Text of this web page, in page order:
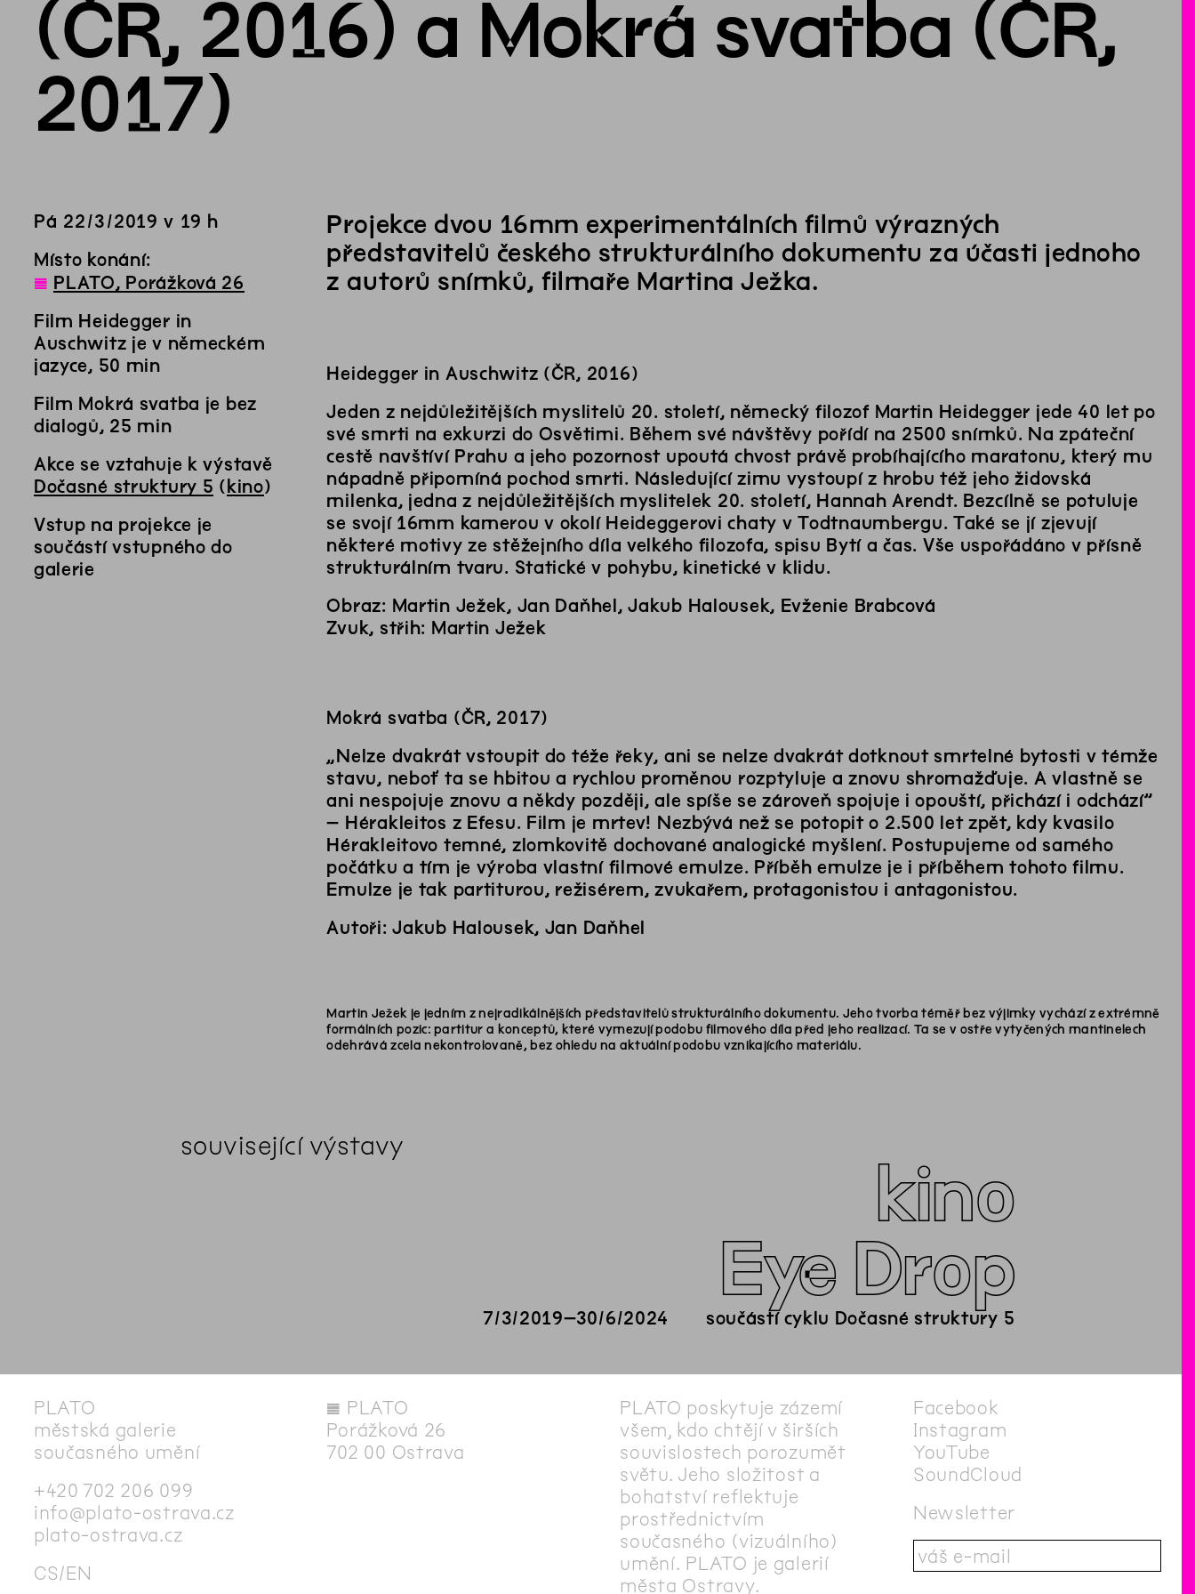
(ČR, 2016) a Mokrá svatba (ČR,
2017)
Pá 22/3/2019 v 19 h
Místo konání:
◊ PLATO, Porážková 26
Film Heidegger in
Auschwitz je v německém
jazyce, 50 min
Film Mokrá svatba je bez
dialogů, 25 min
Akce se vztahuje k výstavě
Dočasné struktury 5 ( kino)
Vstup na projekce je
součástí vstupného do
galerie
Projekce dvou 16mm experimentálních filmů výrazných
představitelů českého strukturálního dokumentu za účasti jednoho
z autorů snímků, filmaře Martina Ježka.
Heidegger in Auschwitz (ČR, 2016)
Jeden z nejdůležitějších myslitelů 20. století, německý filozof Martin Heidegger jede 40 let po
své smrti na exkurzi do Osvětimi. Během své návštěvy pořídí na 2500 snímků. Na zpáteční
cestě navštíví Prahu a jeho pozornost upoutá chvost právě probíhajícího maratonu, který mu
nápadně připomíná pochod smrti. Následující zimu vystoupí z hrobu též jeho židovská
milenka, jedna z nejdůležitějších myslitelek 20. století, Hannah Arendt. Bezcílně se potuluje
se svojí 16mm kamerou v okolí Heideggerovi chaty v Todtnaumbergu. Také se jí zjevují
některé motivy ze stěžejního díla velkého filozofa, spisu Bytí a čas. Vše uspořádáno v přísně
strukturálním tvaru. Statické v pohybu, kinetické v klidu.
Obraz: Martin Ježek, Jan Daňhel, Jakub Halousek, Evženie Brabcová
Zvuk, střih: Martin Ježek
Mokrá svatba (ČR, 2017)
„Nelze dvakrát vstoupit do téže řeky, ani se nelze dvakrát dotknout smrtelné bytosti v témže
stavu, neboť ta se hbitou a rychlou proměnou rozptyluje a znovu shromažďuje. A vlastně se
ani nespojuje znovu a někdy později, ale spíše se zároveň spojuje i opouští, přichází i odchází”
– Hérakleitos z Efesu. Film je mrtev! Nezbývá než se potopit o 2.500 let zpět, kdy kvasilo
Hérakleitovo temné, zlomkovitě dochované analogické myšlení. Postupujeme od samého
počátku a tím je výroba vlastní filmové emulze. Příběh emulze je i příběhem tohoto filmu.
Emulze je tak partiturou, režisérem, zvukařem, protagonistou i antagonistou.
Autoři: Jakub Halousek, Jan Daňhel
Martin Ježek je jedním z nejradikálnějších představitelů strukturálního dokumentu. Jeho tvorba téměř bez výjimky vychází z extrémně
formálních pozic: partitur a konceptů, které vymezují podobu filmového díla před jeho realizací. Ta se v ostře vytyčených mantinelech
odehrává zcela nekontrolovaně, bez ohledu na aktuální podobu vznikajícího materiálu.
související výstavy
kino
Eye Drop
7/3/2019–30/6/2024 součástí cyklu Dočasné struktury 5
PLATO
městská galerie
současného umění
+420 702 206 099
info@plato-ostrava.cz
plato-ostrava.cz
CS EN
◊ PLATO
Porážková 26
702 00 Ostrava
PLATO poskytuje zázemí
všem, kdo chtějí v širších
souvislostech porozumět
světu. Jeho složitost a
bohatství reflektuje
prostřednictvím
současného (vizuálního)
umění. PLATO je galerií
města Ostravy.
Facebook
Instagram
YouTube
SoundCloud
Newsletter